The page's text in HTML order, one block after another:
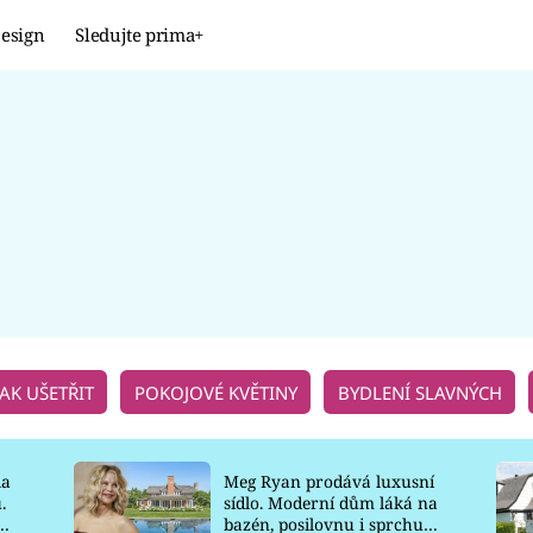
Sledujte prima+
UŠETŘIT POKOJOVÉ KVĚTINY BYDLENÍ SLAVNÝCH
Meg Ryan prodává luxusní
sídlo. Moderní dům láká na
bazén, posilovnu i sprchu